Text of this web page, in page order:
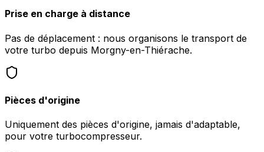
Prise en charge à distance
Pas de déplacement : nous organisons le transport de
votre turbo depuis Morgny-en-Thiérache.
Pièces d'origine
Uniquement des pièces d'origine, jamais d'adaptable,
pour votre turbocompresseur.